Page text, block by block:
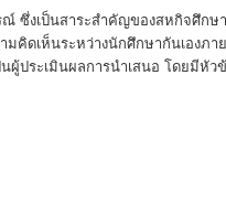
ซึ่งเป็นสาระสำคัญของสหกิจศึกษา
คิดเห็นระหว่างนักศึกษากันเองภา
ประเมินผลการนำเสนอ โดยมีหัว